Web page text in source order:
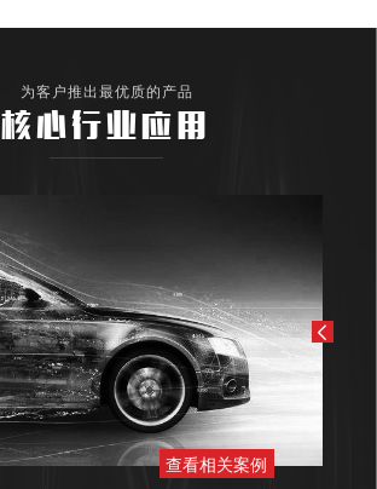
为客户推出最优质的产品
核心行业应用
查看相关案例